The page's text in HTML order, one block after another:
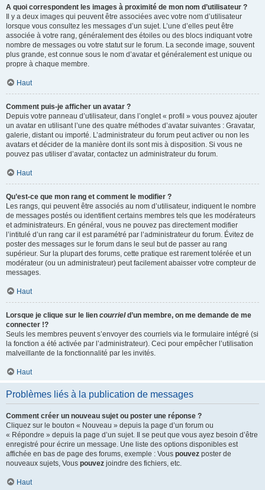
A quoi correspondent les images à proximité de mon nom d’utilisateur ?
Il y a deux images qui peuvent être associées avec votre nom d’utilisateur
lorsque vous consultez les messages d’un sujet. L’une d’elles peut être
associée à votre rang, généralement des étoiles ou des blocs indiquant votre
nombre de messages ou votre statut sur le forum. La seconde image, souvent
plus grande, est connue sous le nom d’avatar et généralement est unique ou
propre à chaque membre.
Haut
Comment puis-je afficher un avatar ?
Depuis votre panneau d’utilisateur, dans l’onglet « profil » vous pouvez ajouter
un avatar en utilisant l’une des quatre méthodes d’avatar suivantes : Gravatar,
galerie, distant ou importé. L’administrateur du forum peut activer ou non les
avatars et décider de la manière dont ils sont mis à disposition. Si vous ne
pouvez pas utiliser d’avatar, contactez un administrateur du forum.
Haut
Qu’est-ce que mon rang et comment le modifier ?
Les rangs, qui peuvent être associés au nom d’utilisateur, indiquent le nombre
de messages postés ou identifient certains membres tels que les modérateurs
et administrateurs. En général, vous ne pouvez pas directement modifier
l’intitulé d’un rang car il est paramétré par l’administrateur du forum. Évitez de
poster des messages sur le forum dans le seul but de passer au rang
supérieur. Sur la plupart des forums, cette pratique est rarement tolérée et un
modérateur (ou un administrateur) peut facilement abaisser votre compteur de
messages.
Haut
Lorsque je clique sur le lien courrield’un membre, on me demande de me
connecter !?
Seuls les membres peuvent s’envoyer des courriels via le formulaire intégré (si
la fonction a été activée par l’administrateur). Ceci pour empêcher l’utilisation
malveillante de la fonctionnalité par les invités.
Haut
Problèmes liés à la publication de messages
Comment créer un nouveau sujet ou poster une réponse ?
Cliquez sur le bouton « Nouveau » depuis la page d’un forum ou
« Répondre » depuis la page d’un sujet. Il se peut que vous ayez besoin d’être
enregistré pour écrire un message. Une liste des options disponibles est
affichée en bas de page des forums, exemple : Vous pouvez poster de
nouveaux sujets, Vous pouvez joindre des fichiers, etc.
Haut